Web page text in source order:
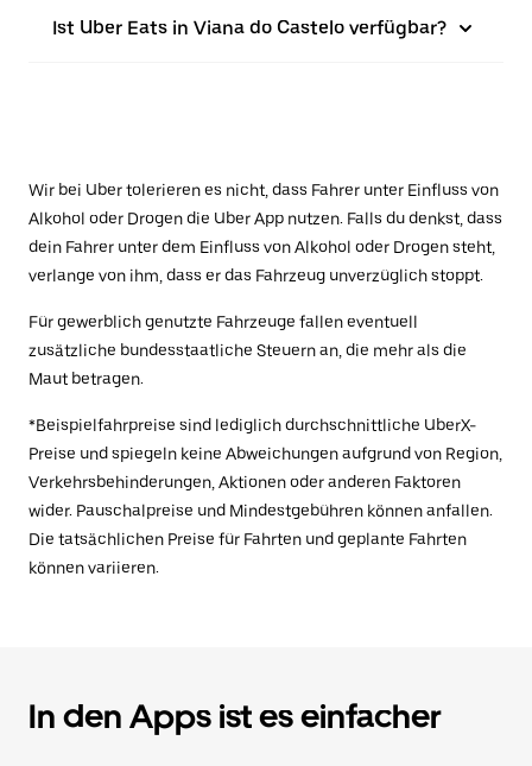
Ist Uber Eats in Viana do Castelo verfügbar?
Wir bei Uber tolerieren es nicht, dass Fahrer unter Einfluss von
Alkohol oder Drogen die Uber App nutzen. Falls du denkst, dass
dein Fahrer unter dem Einfluss von Alkohol oder Drogen steht,
verlange von ihm, dass er das Fahrzeug unverzüglich stoppt.
Für gewerblich genutzte Fahrzeuge fallen eventuell
zusätzliche bundesstaatliche Steuern an, die mehr als die
Maut betragen.
*Beispielfahrpreise sind lediglich durchschnittliche UberX-
Preise und spiegeln keine Abweichungen aufgrund von Region,
Verkehrsbehinderungen, Aktionen oder anderen Faktoren
wider. Pauschalpreise und Mindestgebühren können anfallen.
Die tatsächlichen Preise für Fahrten und geplante Fahrten
können variieren.
In den Apps ist es einfacher